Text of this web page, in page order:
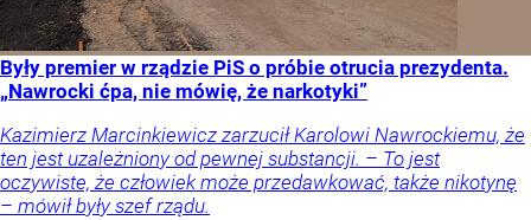
Były premier w rządzie PiS o próbie otrucia prezydenta.
„Nawrocki ćpa, nie mówię, że narkotyki”
Kazimierz Marcinkiewicz zarzucił Karolowi Nawrockiemu, że
ten jest uzależniony od pewnej substancji. – To jest
oczywiste, że człowiek może przedawkować, także nikotynę
– mówił były szef rządu.